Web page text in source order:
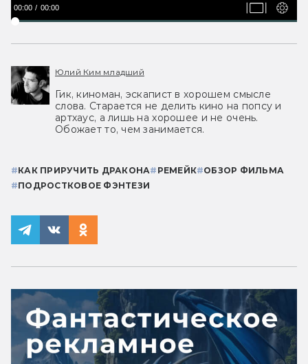
00:00 00:00
Юлий Ким младший
Гик, киноман, эскапист в хорошем смысле
слова. Старается не делить кино на попсу и
артхаус, а лишь на хорошее и не очень.
Обожает то, чем занимается.
#КАК ПРИРУЧИТЬ ДРАКОНА# РЕМЕЙК#ОБЗОР ФИЛЬМА
#ПОДРОСТКОВОЕ ФЭНТЕЗИ